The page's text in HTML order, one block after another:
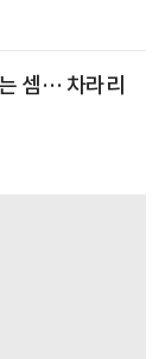
셈… 차라리